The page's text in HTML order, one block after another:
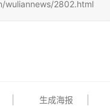
wuliannews/2802.html
生成海报